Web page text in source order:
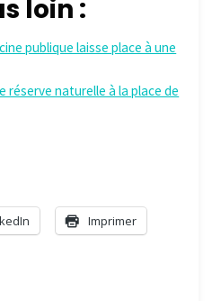
loin :
publique laisse place à une
réserve naturelle à la place de
Imprimer